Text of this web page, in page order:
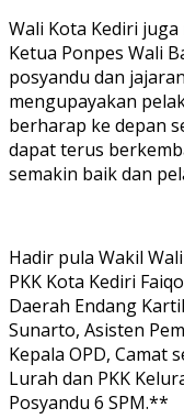
Wali Kota Kediri
Ketua Ponpes Wali
posyandu dan
mengupayakan
berharap ke depan
dapat terus
semakin baik dan
Hadir pula Wakil
PKK Kota Kediri
Daerah Endang
Sunarto, Asisten
Kepala OPD, Camat
Lurah dan PKK
Posyandu 6 SPM.**